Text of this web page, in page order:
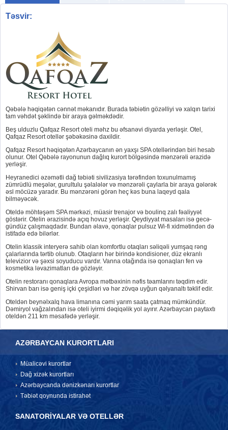
Təsvir:
Qəbələ həqiqətən cənnət məkanıdır. Burada təbiətin gözəlliyi və xalqın tarixi
tam vəhdət şəklində bir araya gəlməkdədir.
Beş ulduzlu Qafqaz Resort oteli məhz bu əfsanəvi diyarda yerləşir. Otel,
Qafqaz Resort otellər şəbəkəsinə daxildir.
Qafqaz Resort həqiqətən Azərbaycanın ən yaxşı SPA otellərindən biri hesab
olunur. Otel Qəbələ rayonunun dağlıq kurort bölgəsində mənzərəli ərazidə
yerləşir.
Heyranedici əzəmətli dağ təbiəti sivilizasiya tərəfindən toxunulmamış
zümrüdlü meşələr, gurultulu şəlalələr və mənzərəli çaylarla bir araya gələrək
əsl möcüzə yaradır. Bu mənzərəni görən heç kəs buna laqeyd qala
bilməyəcək.
Oteldə möhtəşəm SPA mərkəzi, müasir trenajor və boulinq zalı fəaliyyət
göstərir. Otelin ərazisində açıq hovuz yerləşir. Qeydiyyat masaları isə gecə-
gündüz çalışmaqdadır. Bundan əlavə, qonaqlar pulsuz Wi-fi xidmətindən də
istifadə edə bilərlər.
Otelin klassik interyerə sahib olan komfortlu otaqları səliqəli yumşaq rəng
çalarlarında tərtib olunub. Otaqların hər birində kondisioner, düz ekranlı
televizior və şəxsi soyuducu vardır. Vanna otağında isə qonaqları fen və
kosmetika ləvazimatları də gözləyir.
Otelin restoranı qonaqlara Avropa mətbəxinin nəfis təamlarını təqdim edir.
Shirvan barı isə geniş içki çeşidləri və hər zövqə uyğun qəlyanaltı təklif edir.
Oteldən beynəlxalq hava limanına cəmi yarım saata çatmaq mümkündür.
Dəmiryol vağzalından isə oteli iyirmi dəqiqəlik yol ayırır. Azərbaycan paytaxtı
oteldən 211 km məsafədə yerləşir.
AZƏRBAYCAN KURORTLARI
Müalicəvi kurortlar
Dağ xizək kurortları
Azərbaycanda dənizkənarı kurortlar
Təbiət qoynunda istirahət
SANATORİYALAR VƏ OTELLƏR